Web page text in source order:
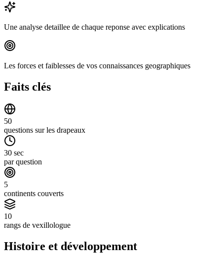
Une analyse detaillee de chaque reponse avec explications
Les forces et faiblesses de vos connaissances geographiques
Faits clés
50
questions sur les drapeaux
30 sec
par question
5
continents couverts
10
rangs de vexillologue
Histoire et développement